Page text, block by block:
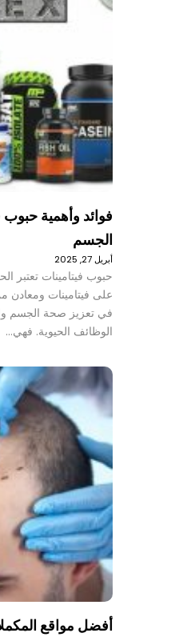
فوائد وأهمية
الجسم
أبريل 27, 2025
حبوب فيتامينات تعتبر
على فيتامينات ومعادن
في تعزيز صحة الجسم
الوظائف الحيوية. فهي…
أفضل مواقع